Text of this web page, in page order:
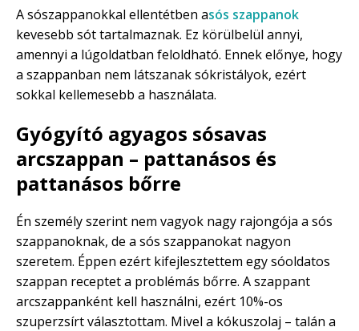
A sószappanokkal ellentétben asós szappanok
kevesebb sót tartalmaznak. Ez körülbelül annyi,
amennyi a lúgoldatban feloldható. Ennek előnye, hogy
a szappanban nem látszanak sókristályok, ezért
sokkal kellemesebb a használata.
Gyógyító agyagos sósavas
arcszappan – pattanásos és
pattanásos bőrre
Én személy szerint nem vagyok nagy rajongója a sós
szappanoknak, de a sós szappanokat nagyon
szeretem. Éppen ezért kifejlesztettem egy sóoldatos
szappan receptet a problémás bőrre. A szappant
arcszappanként kell használni, ezért 10%-os
szuperzsírt választottam. Mivel a kókuszolaj – talán a